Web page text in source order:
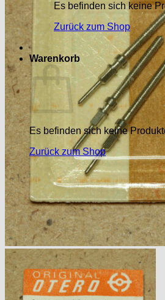
Es befinden sich keine
Zurück zum Shop
Warenkorb
Es befinden sich keine
Zurück zum Shop